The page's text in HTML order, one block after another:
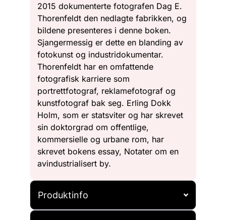
2015 dokumenterte fotografen Dag E.
Thorenfeldt den nedlagte fabrikken, og
bildene presenteres i denne boken.
Sjangermessig er dette en blanding av
fotokunst og industridokumentar.
Thorenfeldt har en omfattende
fotografisk karriere som
portrettfotograf, reklamefotograf og
kunstfotograf bak seg. Erling Dokk
Holm, som er statsviter og har skrevet
sin doktorgrad om offentlige,
kommersielle og urbane rom, har
skrevet bokens essay, Notater om en
avindustrialisert by.
Produktinfo